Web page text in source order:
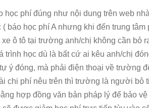
học phí đúng như nội dung trên web
báo học phí A nhưng khi đến trung
ô tô tại trường anh/chị không cần bỏ
trình học dù là bất cứ ai kêu anh/chị
ý đóng, mà phải điện thoại về trường
chi phí nêu trên thì trường là người bỏ
hợp đồng văn bản pháp lý để bảo